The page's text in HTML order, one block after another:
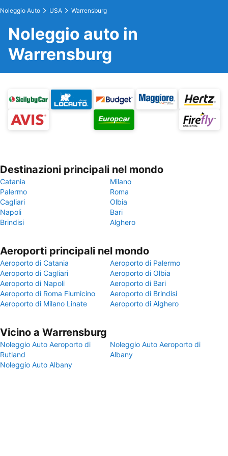
Noleggio Auto USA Warrensburg
Noleggio auto in
Warrensburg
Destinazioni principali nel mondo
Catania
Milano
Palermo
Roma
Cagliari
Olbia
Napoli
Bari
Brindisi
Alghero
Aeroporti principali nel mondo
Aeroporto di Catania
Aeroporto di Palermo
Aeroporto di Cagliari
Aeroporto di Olbia
Aeroporto di Napoli
Aeroporto di Bari
Aeroporto di Roma Fiumicino
Aeroporto di Brindisi
Aeroporto di Milano Linate
Aeroporto di Alghero
Vicino a Warrensburg
Noleggio Auto Aeroporto di
Rutland
Noleggio Auto Aeroporto di
Albany
Noleggio Auto Albany